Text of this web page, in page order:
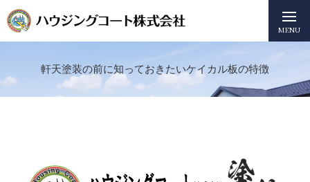
MENU
軒天塗装の前に知っておきたいケイカル板の特徴